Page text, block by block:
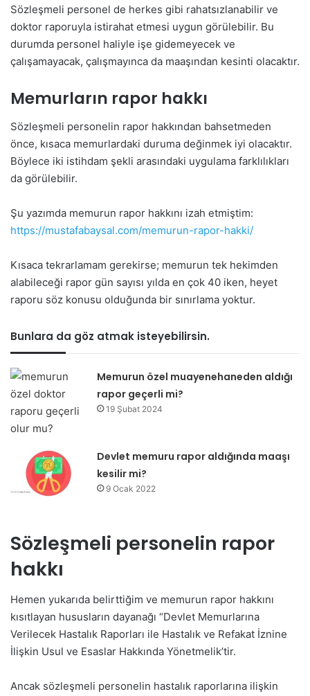
Sözleşmeli personel de herkes gibi rahatsızlanabilir ve
doktor raporuyla istirahat etmesi uygun görülebilir. Bu
durumda personel haliyle işe gidemeyecek ve
çalışamayacak, çalışmayınca da maaşından kesinti olacaktır.
Memurların rapor hakkı
Sözleşmeli personelin rapor hakkından bahsetmeden
önce, kısaca memurlardaki duruma değinmek iyi olacaktır.
Böylece iki istihdam şekli arasındaki uygulama farklılıkları
da görülebilir.
Şu yazımda memurun rapor hakkını izah etmiştim:
https://mustafabaysal.com/memurun-rapor-hakki/
Kısaca tekrarlamam gerekirse; memurun tek hekimden
alabileceği rapor gün sayısı yılda en çok 40 iken, heyet
raporu söz konusu olduğunda bir sınırlama yoktur.
Bunlara da göz atmak isteyebilirsin.
Memurun özel muayenehaneden aldığı
rapor geçerli mi?
19 Şubat 2024
Devlet memuru rapor aldığında maaşı
kesilir mi?
9 Ocak 2022
Sözleşmeli personelin rapor
hakkı
Hemen yukarıda belirttiğim ve memurun rapor hakkını
kısıtlayan hususların dayanağı “Devlet Memurlarına
Verilecek Hastalık Raporları ile Hastalık ve Refakat İznine
İlişkin Usul ve Esaslar Hakkında Yönetmelik’tir.
Ancak sözleşmeli personelin hastalık raporlarına ilişkin